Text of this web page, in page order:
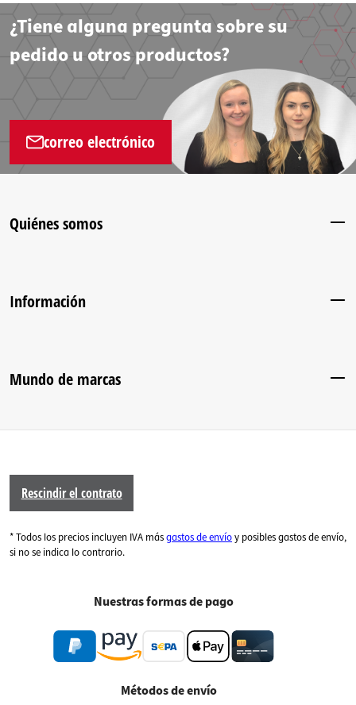
¿Tiene alguna pregunta sobre su
pedido u otros productos?
correo electrónico
Quiénes somos
Información
Mundo de marcas
Rescindir el contrato
* Todos los precios incluyen IVA másgastos de envíoy posibles gastos de envío,
si no se indica lo contrario.
Nuestras formas de pago
Métodos de envío